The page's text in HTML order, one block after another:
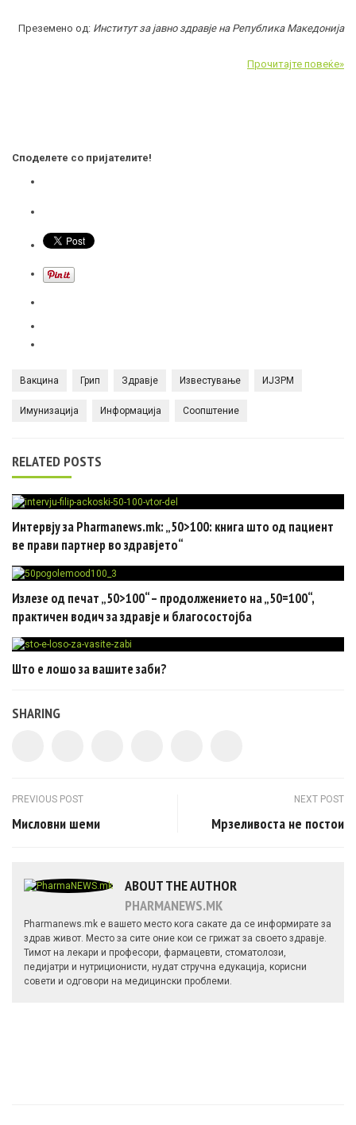
Преземено од: Институт за јавно здравје на Република Македонија
Прочитајте повеќе»
Споделете со пријателите!
Вакцина Грип Здравје Известување ИЈЗРМ
Имунизација Информација Соопштение
RELATED POSTS
Интервју за Pharmanews.mk: „50>100: книга што од пациент
ве прави партнер во здравјето“
Излезе од печат „50>100“ – продолжението на „50=100“,
практичен водич за здравје и благосостојба
Што е лошо за вашите заби?
SHARING
Post navigation
PREVIOUS POST
Мисловни шеми
NEXT POST
Мрзеливоста не постои
ABOUT THE AUTHOR
PHARMANEWS.MK
Pharmanews.mk е вашето место кога сакате да се информирате за
здрав живот. Место за сите оние кои се грижат за своето здравје.
Тимот на лекари и професори, фармацевти, стоматолози,
педијатри и нутриционисти, нудат стручна едукација, корисни
совети и одговори на медицински проблеми.